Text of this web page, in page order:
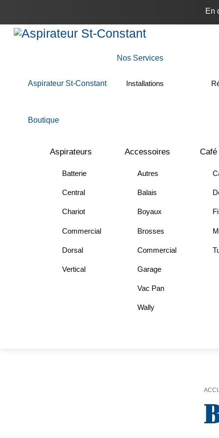
content
En
Menu
Aspirateur St-Constant
Nos Services
Installations
Boutique
Aspirateurs
Batterie
Central
Chariot
Commercial
Dorsal
Vertical
Accessoires
Autres
Balais
Boyaux
Brosses
Commercial
Garage
Vac Pan
Wally
Café